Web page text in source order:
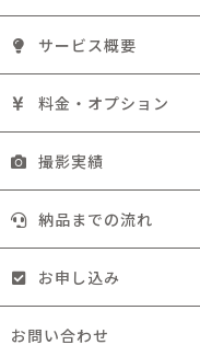
サービス概要
料金・オプション
撮影実績
納品までの流れ
お申し込み
お問い合わせ